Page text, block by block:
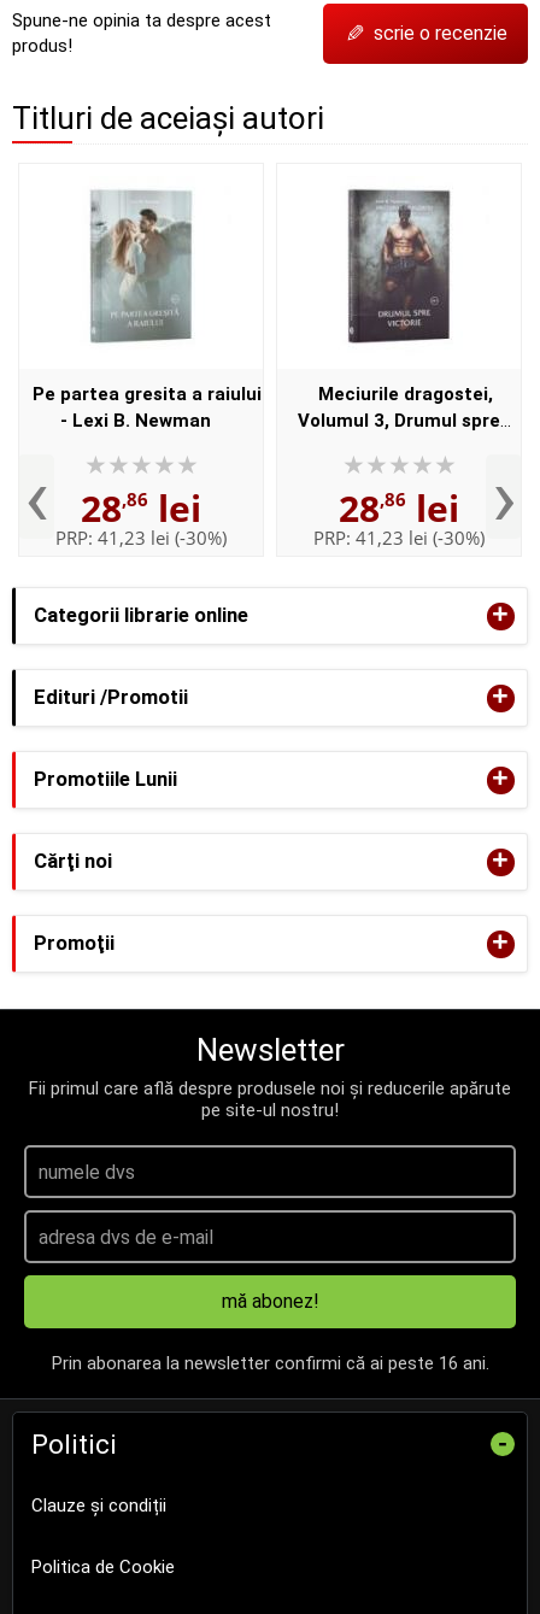
Categorii librarie online +
Edituri /Promotii +
Spune-ne opinia ta despre acest
produs!
✎ scrie o recenzie
Titluri de aceiași autori
‹
Pe partea gresita a raiului
- Lexi B. Newman
28,86 lei
PRP: 41,23 lei (-30%)
Meciurile dragostei,
Volumul 3, Drumul spre
28,86 lei
PRP: 41,23 lei (-30%) ›
Promotiile Lunii +
Cărţi noi +
Promoţii +
Newsletter
Fii primul care află despre produsele noi și reducerile apărute
pe site-ul nostru!
mă abonez!
Prin abonarea la newsletter confirmi că ai peste 16 ani.
Politici -
Clauze și condiții
Politica de Cookie